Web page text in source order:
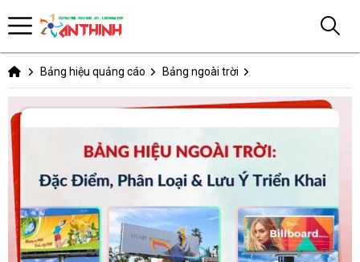
Bảng hiệu quảng cáo Bảng ngoài trời